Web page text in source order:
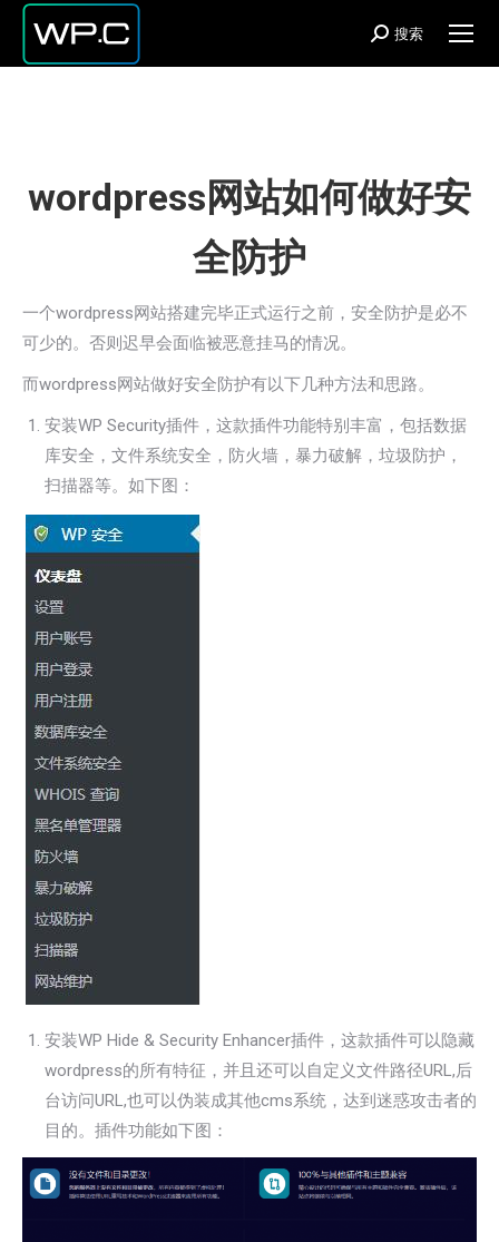
Search:
搜索
wordpress网站如何做好安
全防护
一个wordpress网站搭建完毕正式运行之前，安全防护是必不
可少的。否则迟早会面临被恶意挂马的情况。
而wordpress网站做好安全防护有以下几种方法和思路。
安装WP Security插件，这款插件功能特别丰富，包括数据
库安全，文件系统安全，防火墙，暴力破解，垃圾防护，
扫描器等。如下图：
安装WP Hide & Security Enhancer插件，这款插件可以隐藏
wordpress的所有特征，并且还可以自定义文件路径URL,后
台访问URL,也可以伪装成其他cms系统，达到迷惑攻击者的
目的。插件功能如下图：